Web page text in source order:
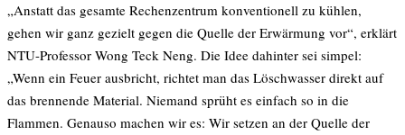
„Anstatt das gesamte Rechenzentrum konventionell zu kühlen,
gehen wir ganz gezielt gegen die Quelle der Erwärmung vor“, erklärt
NTU-Professor Wong Teck Neng. Die Idee dahinter sei simpel:
„Wenn ein Feuer ausbricht, richtet man das Löschwasser direkt auf
das brennende Material. Niemand sprüht es einfach so in die
Flammen. Genauso machen wir es: Wir setzen an der Quelle der